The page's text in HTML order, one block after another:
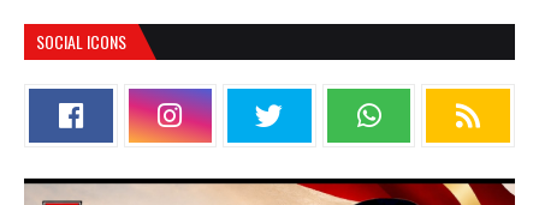
SOCIAL ICONS